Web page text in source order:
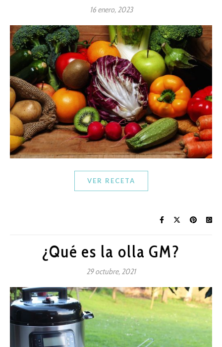
16 enero, 2023
VER RECETA
¿Qué es la olla GM?
29 octubre, 2021